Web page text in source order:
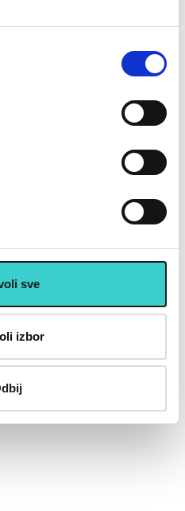
sve
izbor
RING nalepnice mačije oči
RX1 i RX2- RX 1-PAR43
U korpu
5% sledecom kupovinom